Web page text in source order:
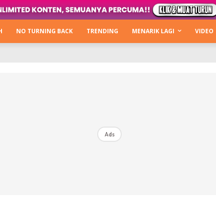
Hijabista
Next Level
NO TURNING BACK TRENDING MENARIK LAGI VIDEO
Ads